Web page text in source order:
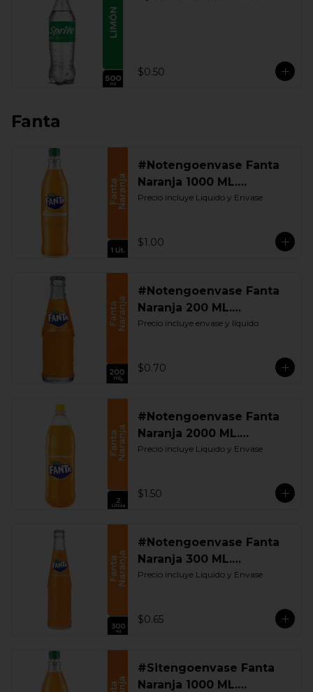
$0.50
Fanta
#Notengoenvase Fanta
Naranja 1000 ML.
Retornable
Precio incluye Liquido y Envase
$1.00
#Notengoenvase Fanta
Naranja 200 ML.
Retornable
Precio incluye envase y líquido
$0.70
#Notengoenvase Fanta
Naranja 2000 ML.
Retornable
Precio incluye Liquido y Envase
$1.50
#Notengoenvase Fanta
Naranja 300 ML.
Retornable
Precio incluye Liquido y Envase
$0.65
#Sitengoenvase Fanta
Naranja 1000 ML.